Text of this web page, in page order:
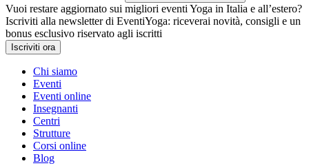
Vuoi restare aggiornato sui migliori eventi Yoga in Italia e all’estero?
Iscriviti alla newsletter di EventiYoga: riceverai novità, consigli e un
bonus esclusivo riservato agli iscritti
Iscriviti ora
Chi siamo
Eventi
Eventi online
Insegnanti
Centri
Strutture
Corsi online
Blog